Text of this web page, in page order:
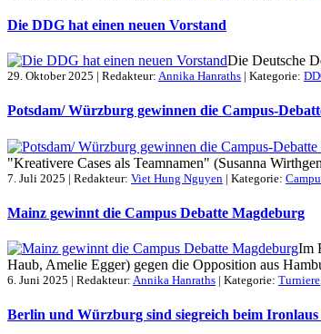
Die DDG hat einen neuen Vorstand
Die Deutsche
29. Oktober 2025 | Redakteur: Annika Hanraths | Kategorie:
Potsdam/ Würzburg gewinnen die Campus-
"Kreativere Cases als Teamnamen" (Susanna
7. Juli 2025 | Redakteur: Viet Hung Nguyen | Kategorie:
Mainz gewinnt die Campus Debatte Magdeburg
Im
Haub, Amelie Egger) gegen die Opposition aus
6. Juni 2025 | Redakteur: Annika Hanraths | Kategorie: Turniere
Berlin und Würzburg sind siegreich beim